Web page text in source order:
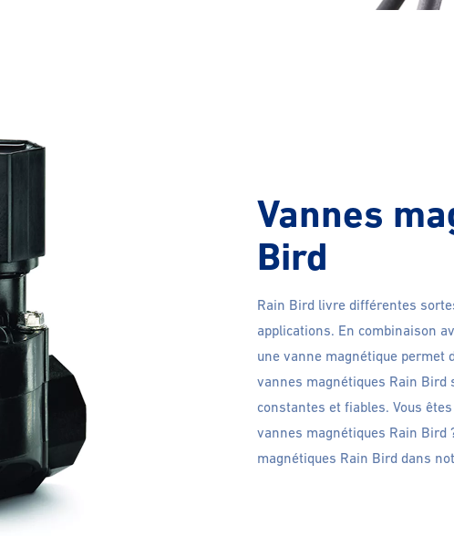
Vannes
Bird
Rain Bird livre différentes
applications. En combinaison
une vanne magnétique permet
vannes magnétiques Rain Bird
constantes et fiables. Vous
vannes magnétiques Rain Bird
magnétiques Rain Bird dans